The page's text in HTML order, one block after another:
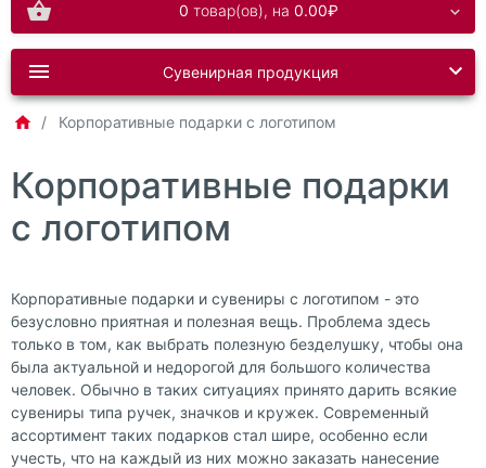
0 товар(ов), на 0.00₽
Сувенирная продукция
Корпоративные подарки с логотипом
Корпоративные подарки
с логотипом
Корпоративные подарки и сувениры с логотипом - это
безусловно приятная и полезная вещь. Проблема здесь
только в том, как выбрать полезную безделушку, чтобы она
была актуальной и недорогой для большого количества
человек. Обычно в таких ситуациях принято дарить всякие
сувениры типа ручек, значков и кружек. Современный
ассортимент таких подарков стал шире, особенно если
учесть, что на каждый из них можно заказать нанесение